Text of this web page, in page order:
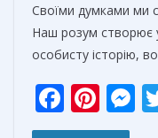
Своїми думками ми
Наш розум створює
особисту історію,
F
ac
Pi
nt